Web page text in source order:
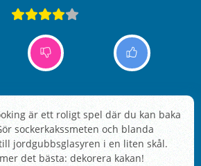
är ett roligt spel där du kan baka
sockerkakssmeten och blanda
jordgubbsglasyren i en liten skål.
det bästa: dekorera kakan!